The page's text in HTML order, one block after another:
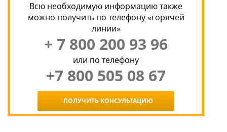
Всю необходимую информацию также
можно получить по телефону «горячей
линии»
+ 7 800 200 93 96
или по телефону
+7 800 505 08 67
ПОЛУЧИТЬ КОНСУЛЬТАЦИЮ